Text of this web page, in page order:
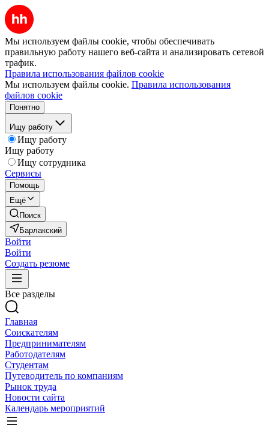
Мы используем файлы cookie, чтобы обеспечивать
правильную работу нашего веб-сайта и анализировать сетевой
трафик.
Правила использования файлов cookie
Мы используем файлы cookie. Правила использования
файлов cookie
Понятно
Ищу работу
Ищу работу
Ищу работу
Ищу сотрудника
Сервисы
Помощь
Ещё
Поиск
Барлакский
Войти
Войти
Создать резюме
Все разделы
Главная
Соискателям
Предпринимателям
Работодателям
Студентам
Путеводитель по компаниям
Рынок труда
Новости сайта
Календарь мероприятий